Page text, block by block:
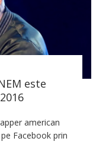
este
american
Facebook prin